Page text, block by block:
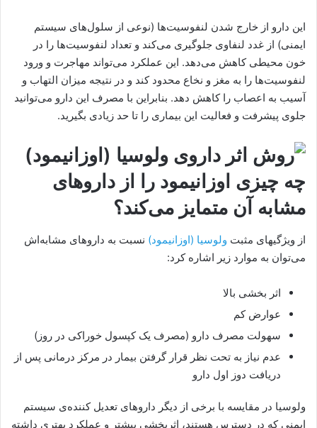
این دارو از خارج شدن لنفوسیت‌ها (نوعی از سلول‌های سیستم
ایمنی) از غدد لنفاوی جلوگیری می‌کند و تعداد لنفوسیت‌ها را در
خون محیطی کاهش می‌دهد. این عملکرد می‌تواند مهاجرت و ورود
لنفوسیت‌ها را به مغز و نخاع محدود کند و در نتیجه میزان التهاب و
آسیب به اعصاب را کاهش دهد. بنابراین با مصرف این دارو می‌توانید
جلوی پیشرفت و فعالیت این بیماری را تا حد زیادی بگیرید.
چه چیزی اوزانیمود را از داروهای
مشابه آن متمایز می‌کند؟
از ویژگیهای مثبت ولوسیا (اوزانیمود) نسبت به داروهای مشابه‌اش
می‌توان به موارد زیر اشاره کرد:
اثر بخشی بالا
عوارض کم
سهولت مصرف دارو (مصرف یک کپسول خوراکی در روز)
عدم نیاز به تحت نظر قرار گرفتن بیمار در مرکز درمانی پس از
دریافت دوز اول دارو
ولوسیا در مقایسه با برخی از دیگر داروهای تعدیل کننده‌ی سیستم
ایمنی که در دسترس هستند، اثربخشی بیشتر و عملکرد بهتری داشته